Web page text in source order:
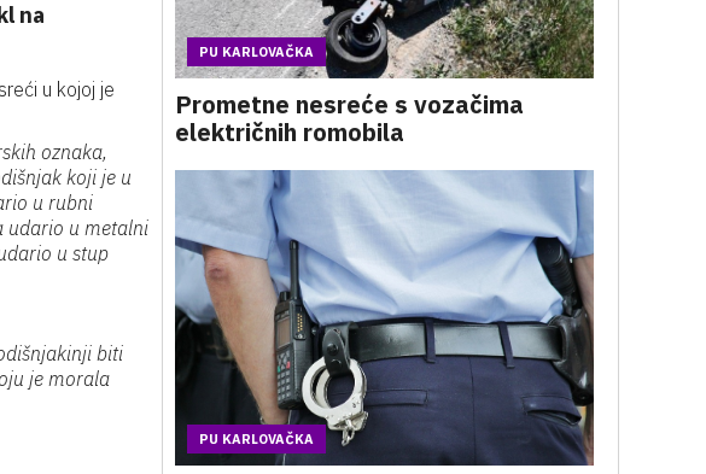
na
u kojoj je
oznaka,
koji je u
u rubni
udario u metalni
u stup
biti
je morala
PU KARLOVAČKA
Prometne nesreće s vozačima
električnih romobila
PU KARLOVAČKA